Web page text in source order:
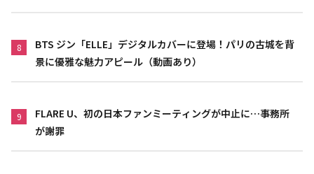
8
BTS ジン「ELLE」デジタルカバーに登場！パリの古城を背
景に優雅な魅力アピール（動画あり）
9
FLARE U、初の日本ファンミーティングが中止に…事務所
が謝罪